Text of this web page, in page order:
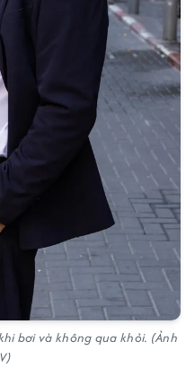
bơi và không qua khỏi. (Ảnh